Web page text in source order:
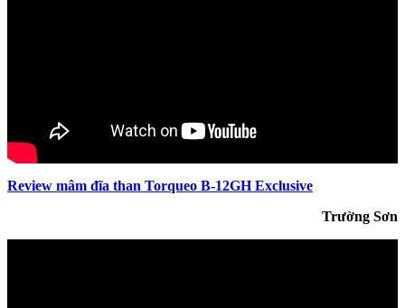
Review mâm đĩa than Torqueo B-12GH Exclusive
Trường Sơn